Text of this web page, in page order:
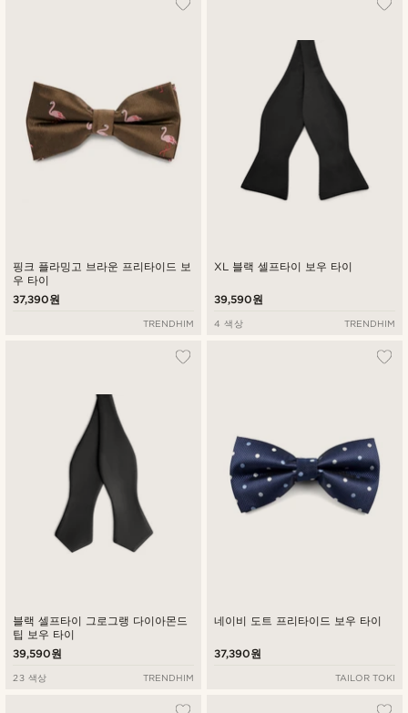
핑크 플라밍고 브라운 프리타이드 보
우 타이
37,390원
TRENDHIM
XL 블랙 셀프타이 보우 타이
39,590원
4 색상 TRENDHIM
블랙 셀프타이 그로그랭 다이아몬드
팁 보우 타이
39,590원
23 색상 TRENDHIM
네이비 도트 프리타이드 보우 타이
37,390원
TAILOR TOKI